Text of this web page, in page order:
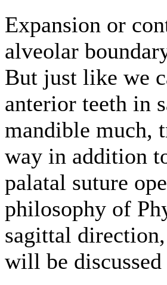
Expansion or
alveolar
But just like we
anterior teeth in
mandible much,
way in addition
palatal suture
philosophy of
sagittal
will be